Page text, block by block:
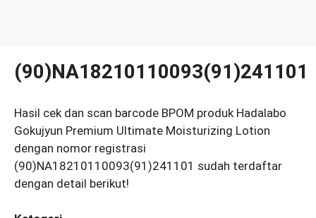
(90)NA18210110093(91)241101
Hasil cek dan scan barcode BPOM produk Hadalabo
Gokujyun Premium Ultimate Moisturizing Lotion
dengan nomor registrasi
(90)NA18210110093(91)241101 sudah terdaftar
dengan detail berikut!